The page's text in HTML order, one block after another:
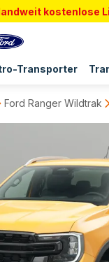
kostenlose
Transporter
Ford Ranger Wildtrak